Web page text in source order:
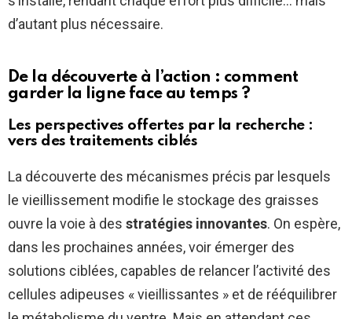
d’autant plus nécessaire.
De la découverte à l’action : comment
garder la ligne face au temps ?
Les perspectives offertes par la recherche :
vers des traitements ciblés
La découverte des mécanismes précis par lesquels
le vieillissement modifie le stockage des graisses
ouvre la voie à des stratégies innovantes. On espère,
dans les prochaines années, voir émerger des
solutions ciblées, capables de relancer l’activité des
cellules adipeuses « vieillissantes » et de rééquilibrer